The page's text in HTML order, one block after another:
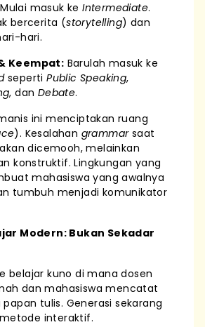
Mulai masuk keIntermediate.
bercerita (storytelling) dan
hari.
Keempat: Barulah masuk ke
sepertiPublic Speaking,
, dan Debate.
ini menciptakan ruang
). Kesalahan grammarsaat
dicemooh, melainkan
konstruktif. Lingkungan yang
mahasiswa yang awalnya
tumbuh menjadi komunikator
Modern: Bukan Sekadar
belajar kuno di mana dosen
dan mahasiswa mencatat
papan tulis. Generasi sekarang
interaktif.